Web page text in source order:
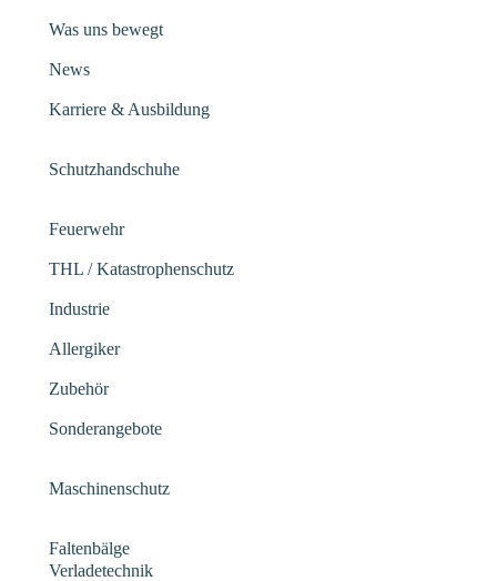
Was uns bewegt
News
Karriere & Ausbildung
Schutzhandschuhe
Feuerwehr
THL / Katastrophenschutz
Industrie
Allergiker
Zubehör
Sonderangebote
Maschinenschutz
Faltenbälge
Verladetechnik